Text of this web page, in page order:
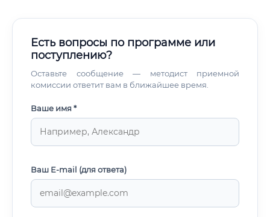
Есть вопросы по программе или
поступлению?
Оставьте сообщение — методист приемной
комиссии ответит вам в ближайшее время.
Ваше имя *
Ваш E-mail (для ответа)